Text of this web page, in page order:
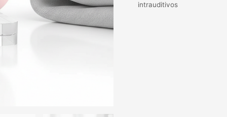
intrauditivos